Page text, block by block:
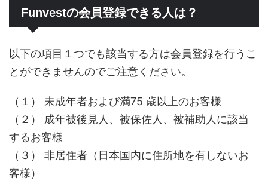
Funvestの会員登録できる人は？
以下の項目１つでも該当する方は会員登録を行うこ
とができませんのでご注意ください。
（１） 未成年者および満75 歳以上のお客様
（２） 成年被後見人、被保佐人、被補助人に該当
するお客様
（３） 非居住者（日本国内に住所地を有しないお
客様）